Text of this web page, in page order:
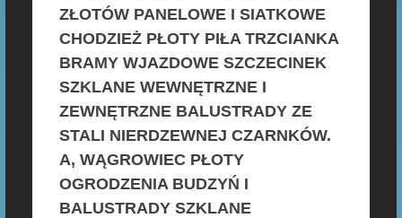
ZŁOTÓW PANELOWE I SIATKOWE
CHODZIEŻ PŁOTY PIŁA TRZCIANKA
BRAMY WJAZDOWE SZCZECINEK
SZKLANE WEWNĘTRZNE I
ZEWNĘTRZNE BALUSTRADY ZE
STALI NIERDZEWNEJ CZARNKÓW.
A, WĄGROWIEC PŁOTY
OGRODZENIA BUDZYŃ I
BALUSTRADY SZKLANE